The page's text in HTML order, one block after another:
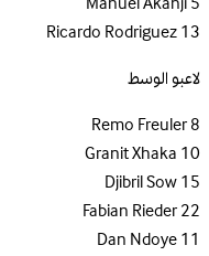
13
Ricardo Rodriguez
لاعبو الوسط
8
Remo Freuler
10
Granit Xhaka
15
Djibril Sow
22
Fabian Rieder
11
Dan Ndoye